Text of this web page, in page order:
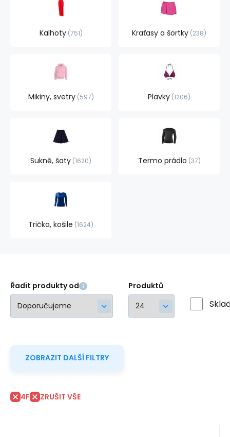
Kalhoty 751 Kraťasy a šortky 238
Mikiny, svetry 597 Plavky 1206
Sukně, šaty 1620 Termo prádlo 37
Trička, košile 1624
Řadit produkty od Produktů
ZOBRAZIT DALŠÍ FILTRY
4F ZRUŠIT VŠE